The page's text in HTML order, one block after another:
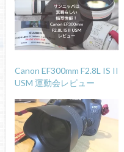
Canon EF300mm F2.8L IS II
USM 運動会レビュー